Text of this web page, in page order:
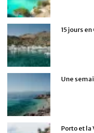
15 jours
Une
Porto et la